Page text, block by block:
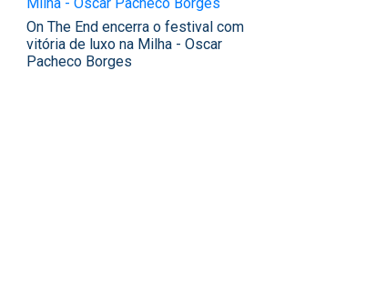
On The End encerra o festival com
vitória de luxo na Milha - Oscar
Pacheco Borges